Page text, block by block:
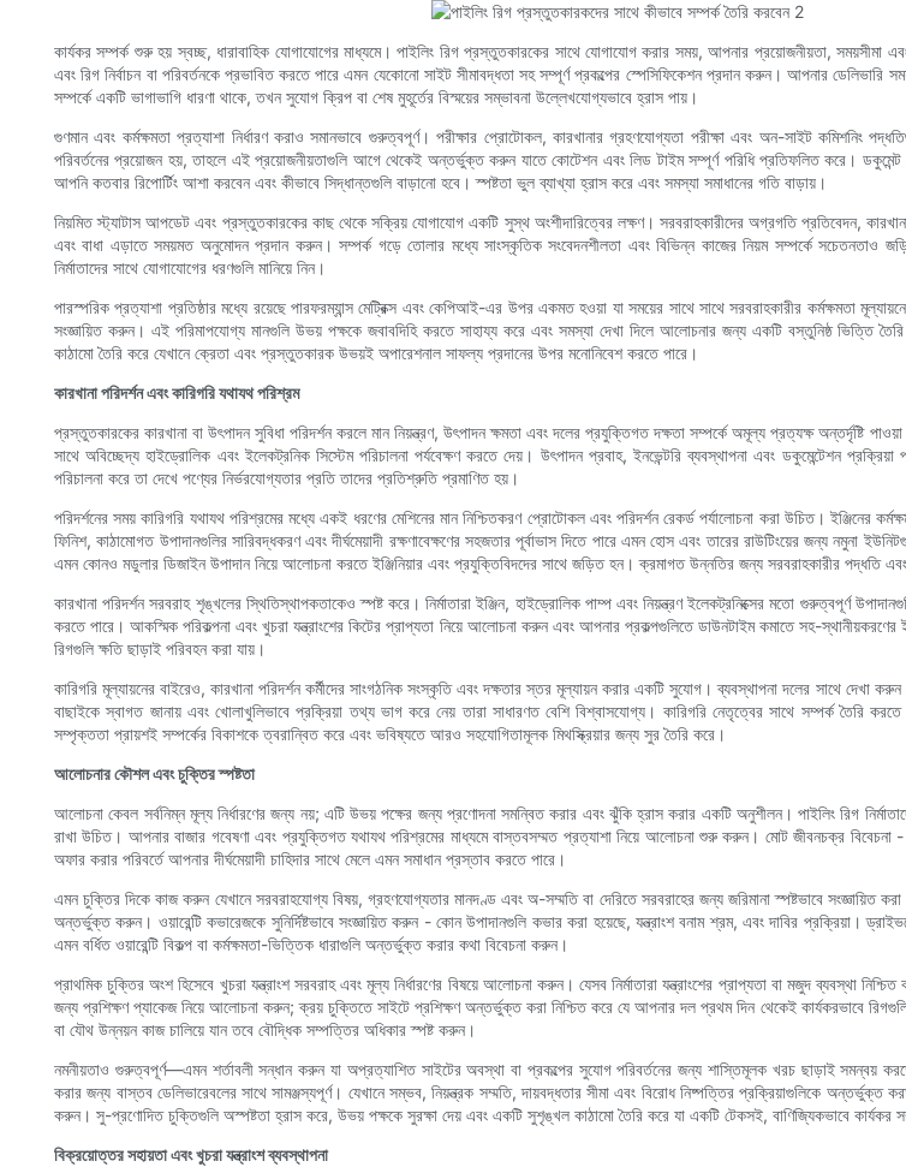
কার্যকর সম্পর্ক শুরু হয় স্বচ্ছ, ধারাবাহিক যোগাযোগের মাধ্যমে। পাইলিং রিগ প্রস্তুতকারকের সাথে যোগাযোগ করার সময়, আপনার প্রয়োজনীয়তা, সময়সীমা
এবং রিগ নির্বাচন বা পরিবর্তনকে প্রভাবিত করতে পারে এমন যেকোনো সাইট সীমাবদ্ধতা সহ সম্পূর্ণ প্রকল্পের স্পেসিফিকেশন প্রদান করুন। আপনার
সম্পর্কে একটি ভাগাভাগি ধারণা থাকে, তখন সুযোগ ক্রিপ বা শেষ মুহূর্তের বিস্ময়ের সম্ভাবনা উল্লেখযোগ্যভাবে হ্রাস পায়।
গুণমান এবং কর্মক্ষমতা প্রত্যাশা নির্ধারণ করাও সমানভাবে গুরুত্বপূর্ণ। পরীক্ষার প্রোটোকল, কারখানার গ্রহণযোগ্যতা পরীক্ষা এবং অন-সাইট কমিশনিং
পরিবর্তনের প্রয়োজন হয়, তাহলে এই প্রয়োজনীয়তাগুলি আগে থেকেই অন্তর্ভুক্ত করুন যাতে কোটেশন এবং লিড টাইম সম্পূর্ণ পরিধি প্রতিফলিত করে।
আপনি কতবার রিপোর্টিং আশা করবেন এবং কীভাবে সিদ্ধান্তগুলি বাড়ানো হবে। স্পষ্টতা ভুল ব্যাখ্যা হ্রাস করে এবং সমস্যা সমাধানের গতি বাড়ায়।
নিয়মিত স্ট্যাটাস আপডেট এবং প্রস্তুতকারকের কাছ থেকে সক্রিয় যোগাযোগ একটি সুস্থ অংশীদারিত্বের লক্ষণ। সরবরাহকারীদের অগ্রগতি প্রতিবেদন,
এবং বাধা এড়াতে সময়মত অনুমোদন প্রদান করুন। সম্পর্ক গড়ে তোলার মধ্যে সাংস্কৃতিক সংবেদনশীলতা এবং বিভিন্ন কাজের নিয়ম সম্পর্কে সচেতনতাও
নির্মাতাদের সাথে যোগাযোগের ধরণগুলি মানিয়ে নিন।
পারস্পরিক প্রত্যাশা প্রতিষ্ঠার মধ্যে রয়েছে পারফরম্যান্স মেট্রিক্স এবং কেপিআই-এর উপর একমত হওয়া যা সময়ের সাথে সাথে সরবরাহকারীর কর্মক্ষমতা
সংজ্ঞায়িত করুন। এই পরিমাপযোগ্য মানগুলি উভয় পক্ষকে জবাবদিহি করতে সাহায্য করে এবং সমস্যা দেখা দিলে আলোচনার জন্য একটি বস্তুনিষ্ঠ ভিত্তি
কাঠামো তৈরি করে যেখানে ক্রেতা এবং প্রস্তুতকারক উভয়ই অপারেশনাল সাফল্য প্রদানের উপর মনোনিবেশ করতে পারে।
কারখানা পরিদর্শন এবং কারিগরি যথাযথ পরিশ্রম
প্রস্তুতকারকের কারখানা বা উৎপাদন সুবিধা পরিদর্শন করলে মান নিয়ন্ত্রণ, উৎপাদন ক্ষমতা এবং দলের প্রযুক্তিগত দক্ষতা সম্পর্কে অমূল্য প্রত্যক্ষ অন্তর্দৃষ্টি
সাথে অবিচ্ছেদ্য হাইড্রোলিক এবং ইলেকট্রনিক সিস্টেম পরিচালনা পর্যবেক্ষণ করতে দেয়। উৎপাদন প্রবাহ, ইনভেন্টরি ব্যবস্থাপনা এবং ডকুমেন্টেশন
পরিচালনা করে তা দেখে পণ্যের নির্ভরযোগ্যতার প্রতি তাদের প্রতিশ্রুতি প্রমাণিত হয়।
পরিদর্শনের সময় কারিগরি যথাযথ পরিশ্রমের মধ্যে একই ধরণের মেশিনের মান নিশ্চিতকরণ প্রোটোকল এবং পরিদর্শন রেকর্ড পর্যালোচনা করা উচিত। ইঞ্জিনের
ফিনিশ, কাঠামোগত উপাদানগুলির সারিবদ্ধকরণ এবং দীর্ঘমেয়াদী রক্ষণাবেক্ষণের সহজতার পূর্বাভাস দিতে পারে এমন হোস এবং তারের রাউটিংয়ের জন্য নমুনা
এমন কোনও মডুলার ডিজাইন উপাদান নিয়ে আলোচনা করতে ইঞ্জিনিয়ার এবং প্রযুক্তিবিদদের সাথে জড়িত হন। ক্রমাগত উন্নতির জন্য সরবরাহকারীর পদ্ধতি
কারখানা পরিদর্শন সরবরাহ শৃঙ্খলের স্থিতিস্থাপকতাকেও স্পষ্ট করে। নির্মাতারা ইঞ্জিন, হাইড্রোলিক পাম্প এবং নিয়ন্ত্রণ ইলেকট্রনিক্সের মতো গুরুত্বপূর্ণ
করতে পারে। আকস্মিক পরিকল্পনা এবং খুচরা যন্ত্রাংশের কিটের প্রাপ্যতা নিয়ে আলোচনা করুন এবং আপনার প্রকল্পগুলিতে ডাউনটাইম কমাতে সহ-
রিগগুলি ক্ষতি ছাড়াই পরিবহন করা যায়।
কারিগরি মূল্যায়নের বাইরেও, কারখানা পরিদর্শন কর্মীদের সাংগঠনিক সংস্কৃতি এবং দক্ষতার স্তর মূল্যায়ন করার একটি সুযোগ। ব্যবস্থাপনা দলের সাথে দেখা
বাছাইকে স্বাগত জানায় এবং খোলাখুলিভাবে প্রক্রিয়া তথ্য ভাগ করে নেয় তারা সাধারণত বেশি বিশ্বাসযোগ্য। কারিগরি নেতৃত্বের সাথে সম্পর্ক
সম্পৃক্ততা প্রায়শই সম্পর্কের বিকাশকে ত্বরান্বিত করে এবং ভবিষ্যতে আরও সহযোগিতামূলক মিথস্ক্রিয়ার জন্য সুর তৈরি করে।
আলোচনার কৌশল এবং চুক্তির স্পষ্টতা
আলোচনা কেবল সর্বনিম্ন মূল্য নির্ধারণের জন্য নয়; এটি উভয় পক্ষের জন্য প্রণোদনা সমন্বিত করার এবং ঝুঁকি হ্রাস করার একটি অনুশীলন। পাইলিং রিগ
রাখা উচিত। আপনার বাজার গবেষণা এবং প্রযুক্তিগত যথাযথ পরিশ্রমের মাধ্যমে বাস্তবসম্মত প্রত্যাশা নিয়ে আলোচনা শুরু করুন। মোট জীবনচক্র বিবেচনা
অফার করার পরিবর্তে আপনার দীর্ঘমেয়াদী চাহিদার সাথে মেলে এমন সমাধান প্রস্তাব করতে পারে।
এমন চুক্তির দিকে কাজ করুন যেখানে সরবরাহযোগ্য বিষয়, গ্রহণযোগ্যতার মানদণ্ড এবং অ-সম্মতি বা দেরিতে সরবরাহের জন্য জরিমানা স্পষ্টভাবে সংজ্ঞায়িত
অন্তর্ভুক্ত করুন। ওয়ারেন্টি কভারেজকে সুনির্দিষ্টভাবে সংজ্ঞায়িত করুন - কোন উপাদানগুলি কভার করা হয়েছে, যন্ত্রাংশ বনাম শ্রম, এবং দাবির প্রক্রিয়া।
এমন বর্ধিত ওয়ারেন্টি বিকল্প বা কর্মক্ষমতা-ভিত্তিক ধারাগুলি অন্তর্ভুক্ত করার কথা বিবেচনা করুন।
প্রাথমিক চুক্তির অংশ হিসেবে খুচরা যন্ত্রাংশ সরবরাহ এবং মূল্য নির্ধারণের বিষয়ে আলোচনা করুন। যেসব নির্মাতারা যন্ত্রাংশের প্রাপ্যতা বা মজুদ ব্যবস্থা
জন্য প্রশিক্ষণ প্যাকেজ নিয়ে আলোচনা করুন; ক্রয় চুক্তিতে সাইটে প্রশিক্ষণ অন্তর্ভুক্ত করা নিশ্চিত করে যে আপনার দল প্রথম দিন থেকেই কার্যকরভাবে রিগগুলি
বা যৌথ উন্নয়ন কাজ চালিয়ে যান তবে বৌদ্ধিক সম্পত্তির অধিকার স্পষ্ট করুন।
নমনীয়তাও গুরুত্বপূর্ণ—এমন শর্তাবলী সন্ধান করুন যা অপ্রত্যাশিত সাইটের অবস্থা বা প্রকল্পের সুযোগ পরিবর্তনের জন্য শাস্তিমূলক খরচ ছাড়াই সমন্বয়
করার জন্য বাস্তব ডেলিভারেবলের সাথে সামঞ্জস্যপূর্ণ। যেখানে সম্ভব, নিয়ন্ত্রক সম্মতি, দায়বদ্ধতার সীমা এবং বিরোধ নিষ্পত্তির প্রক্রিয়াগুলিকে অন্তর্ভুক্ত
করুন। সু-প্রণোদিত চুক্তিগুলি অস্পষ্টতা হ্রাস করে, উভয় পক্ষকে সুরক্ষা দেয় এবং একটি সুশৃঙ্খল কাঠামো তৈরি করে যা একটি টেকসই, বাণিজ্যিকভাবে কার্যকর
বিক্রয়োত্তর সহায়তা এবং খুচরা যন্ত্রাংশ ব্যবস্থাপনা